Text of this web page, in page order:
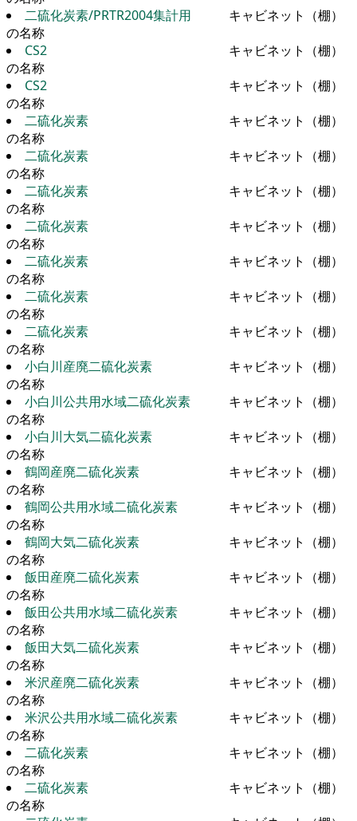
二硫化炭素/PRTR2004集計用
キャビネット（棚）
の名称
CS2
キャビネット（棚）
の名称
CS2
キャビネット（棚）
の名称
二硫化炭素
キャビネット（棚）
の名称
二硫化炭素
キャビネット（棚）
の名称
二硫化炭素
キャビネット（棚）
の名称
二硫化炭素
キャビネット（棚）
の名称
二硫化炭素
キャビネット（棚）
の名称
二硫化炭素
キャビネット（棚）
の名称
二硫化炭素
キャビネット（棚）
の名称
小白川産廃二硫化炭素
キャビネット（棚）
の名称
小白川公共用水域二硫化炭素
キャビネット（棚）
の名称
小白川大気二硫化炭素
キャビネット（棚）
の名称
鶴岡産廃二硫化炭素
キャビネット（棚）
の名称
鶴岡公共用水域二硫化炭素
キャビネット（棚）
の名称
鶴岡大気二硫化炭素
キャビネット（棚）
の名称
飯田産廃二硫化炭素
キャビネット（棚）
の名称
飯田公共用水域二硫化炭素
キャビネット（棚）
の名称
飯田大気二硫化炭素
キャビネット（棚）
の名称
米沢産廃二硫化炭素
キャビネット（棚）
の名称
米沢公共用水域二硫化炭素
キャビネット（棚）
の名称
二硫化炭素
キャビネット（棚）
の名称
二硫化炭素
キャビネット（棚）
の名称